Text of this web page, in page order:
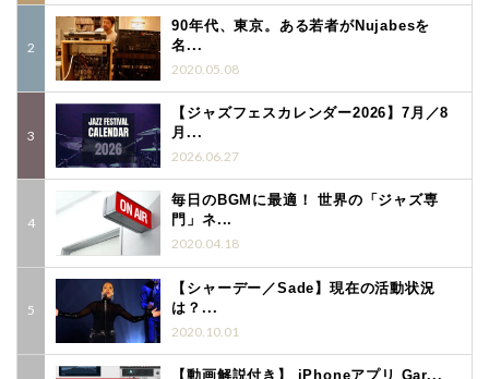
90年代、東京。ある若者がNujabesを
名...
2020.05.08
【ジャズフェスカレンダー2026】7月／8
月...
2026.06.27
毎日のBGMに最適！ 世界の「ジャズ専
門」ネ...
2020.04.18
【シャーデー／Sade】現在の活動状況
は？...
2020.10.01
【動画解説付き】 iPhoneアプリ Gar...